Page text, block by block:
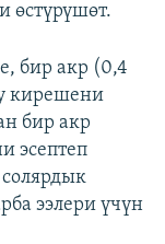
өстүрүшөт.
бир акр (0,4
кирешени
бир акр
эсептеп
ээлери үчүн